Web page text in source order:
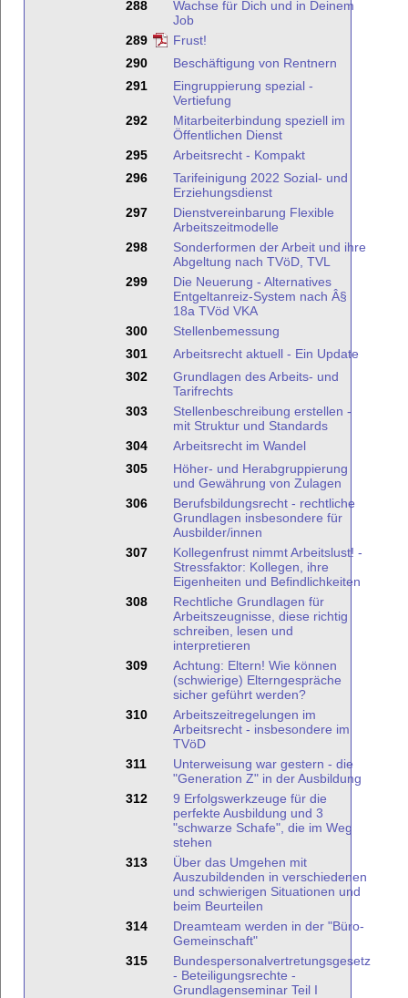
288
Wachse für Dich und in Deinem
Job
289
Frust!
290
Beschäftigung von Rentnern
291
Eingruppierung spezial -
Vertiefung
292
Mitarbeiterbindung speziell im
Öffentlichen Dienst
295
Arbeitsrecht - Kompakt
296
Tarifeinigung 2022 Sozial- und
Erziehungsdienst
297
Dienstvereinbarung Flexible
Arbeitszeitmodelle
298
Sonderformen der Arbeit und ihre
Abgeltung nach TVöD, TVL
299
Die Neuerung - Alternatives
Entgeltanreiz-System nach Â§
18a TVöd VKA
300
Stellenbemessung
301
Arbeitsrecht aktuell - Ein Update
302
Grundlagen des Arbeits- und
Tarifrechts
303
Stellenbeschreibung erstellen -
mit Struktur und Standards
304
Arbeitsrecht im Wandel
305
Höher- und Herabgruppierung
und Gewährung von Zulagen
306
Berufsbildungsrecht - rechtliche
Grundlagen insbesondere für
Ausbilder/innen
307
Kollegenfrust nimmt Arbeitslust! -
Stressfaktor: Kollegen, ihre
Eigenheiten und Befindlichkeiten
308
Rechtliche Grundlagen für
Arbeitszeugnisse, diese richtig
schreiben, lesen und
interpretieren
309
Achtung: Eltern! Wie können
(schwierige) Elterngespräche
sicher geführt werden?
310
Arbeitszeitregelungen im
Arbeitsrecht - insbesondere im
TVöD
311
Unterweisung war gestern - die
"Generation Z" in der Ausbildung
312
9 Erfolgswerkzeuge für die
perfekte Ausbildung und 3
"schwarze Schafe", die im Weg
stehen
313
Über das Umgehen mit
Auszubildenden in verschiedenen
und schwierigen Situationen und
beim Beurteilen
314
Dreamteam werden in der "Büro-
Gemeinschaft"
315
Bundespersonalvertretungsgesetz
- Beteiligungsrechte -
Grundlagenseminar Teil I